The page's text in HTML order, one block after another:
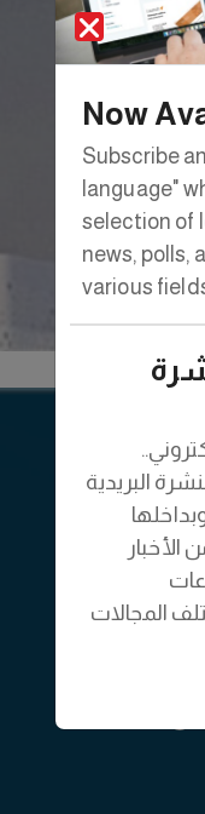
عبد
عن الجهود
التنموية التي شهدتها مصر منذ 30 يونيو 2014
Now
Subscribe
language"
selection of
news, polls,
various
البريدية
المجالات